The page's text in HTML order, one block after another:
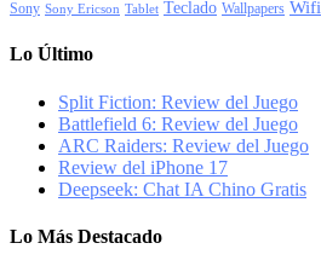
Sony Sony Ericson Tablet Teclado Wallpapers Wifi
Lo Último
Split Fiction: Review del Juego
Battlefield 6: Review del Juego
ARC Raiders: Review del Juego
Review del iPhone 17
Deepseek: Chat IA Chino Gratis
Lo Más Destacado